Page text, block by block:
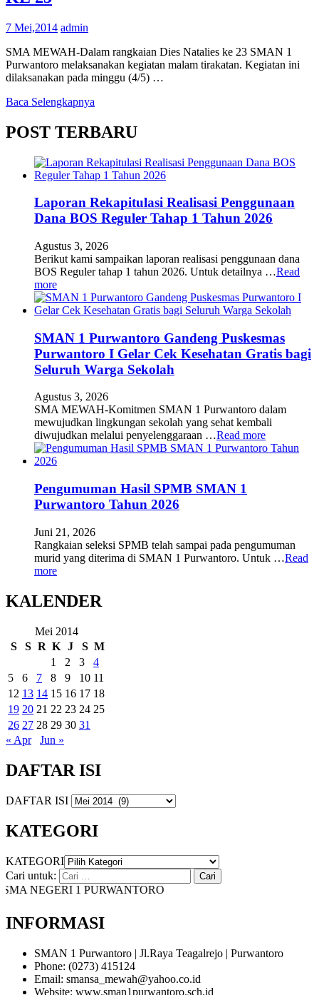
7 Mei,2014 admin
SMA MEWAH-Dalam rangkaian Dies Natalies ke 23 SMAN 1
Purwantoro melaksanakan kegiatan malam tirakatan. Kegiatan ini
dilaksanakan pada minggu (4/5) …
Baca Selengkapnya
POST TERBARU
Laporan Rekapitulasi Realisasi Penggunaan
Dana BOS Reguler Tahap 1 Tahun 2026
Agustus 3, 2026
Berikut kami sampaikan laporan realisasi penggunaan dana
BOS Reguler tahap 1 tahun 2026. Untuk detailnya …Read
more
SMAN 1 Purwantoro Gandeng Puskesmas
Purwantoro I Gelar Cek Kesehatan Gratis bagi
Seluruh Warga Sekolah
Agustus 3, 2026
SMA MEWAH-Komitmen SMAN 1 Purwantoro dalam
mewujudkan lingkungan sekolah yang sehat kembali
diwujudkan melalui penyelenggaraan …Read more
Pengumuman Hasil SPMB SMAN 1
Purwantoro Tahun 2026
Juni 21, 2026
Rangkaian seleksi SPMB telah sampai pada pengumuman
murid yang diterima di SMAN 1 Purwantoro. Untuk …Read
more
KALENDER
Mei 2014
S
S R K J S M
1
2 3
4
5
6 7 8 9 10 11
12 13 14 15 16 17 18
19 20 21 22 23 24 25
26 27 28 29 30 31
« Apr
Jun »
DAFTAR ISI
DAFTAR ISI
KATEGORI
KATEGORI
Cari untuk:
NEGERI 1 PURWANTORO
INFORMASI
SMAN 1 Purwantoro | Jl.Raya Teagalrejo | Purwantoro
Phone: (0273) 415124
Email: smansa_mewah@yahoo.co.id
Website: www.sman1purwantoro.sch.id